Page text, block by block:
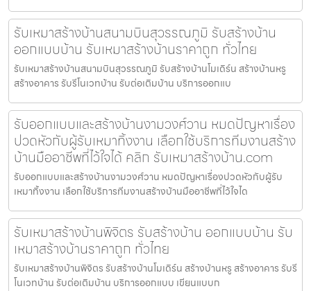
รับเหมาสร้างบ้านสนามบินสุวรรณภูมิ รับสร้างบ้าน
ออกแบบบ้าน รับเหมาสร้างบ้านราคาถูก ทั่วไทย
รับเหมาสร้างบ้านสนามบินสุวรรณภูมิ รับสร้างบ้านโมเดิร์น สร้างบ้านหรู
สร้างอาคาร รับรีโนเวทบ้าน รับต่อเติมบ้าน บริการออกแบ
รับออกแบบและสร้างบ้านงามวงศ์วาน หมดปัญหาเรื่อง
ปวดหัวกับผู้รับเหมาทิ้งงาน เลือกใช้บริการทีมงานสร้าง
บ้านมืออาชีพที่ไว้ใจได้ คลิก รับเหมาสร้างบ้าน.com
รับออกแบบและสร้างบ้านงามวงศ์วาน หมดปัญหาเรื่องปวดหัวกับผู้รับ
เหมาทิ้งงาน เลือกใช้บริการทีมงานสร้างบ้านมืออาชีพที่ไว้ใจได
รับเหมาสร้างบ้านพิจิตร รับสร้างบ้าน ออกแบบบ้าน รับ
เหมาสร้างบ้านราคาถูก ทั่วไทย
รับเหมาสร้างบ้านพิจิตร รับสร้างบ้านโมเดิร์น สร้างบ้านหรู สร้างอาคาร รับรี
โนเวทบ้าน รับต่อเติมบ้าน บริการออกแบบ เขียนแบบก